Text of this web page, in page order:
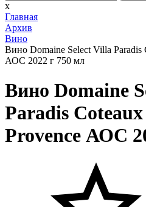
x
Главная
Архив
Вино
Вино Domaine Select Villa Paradis
АОС 2022 г 750 мл
Вино Domaine
Paradis
Provence АОС